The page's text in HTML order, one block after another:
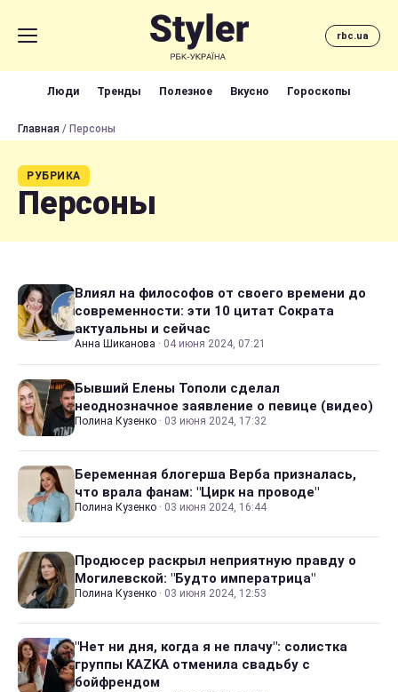
rbc.ua
Люди Тренды Полезное Вкусно Гороскопы
Главная / Персоны
РУБРИКА
Персоны
Влиял на философов от своего времени до
современности: эти 10 цитат Сократа
актуальны и сейчас
Анна Шиканова · 04 июня 2024, 07:21
Бывший Елены Тополи сделал
неоднозначное заявление о певице (видео)
Полина Кузенко · 03 июня 2024, 17:32
Беременная блогерша Верба призналась,
что врала фанам: "Цирк на проводе"
Полина Кузенко · 03 июня 2024, 16:44
Продюсер раскрыл неприятную правду о
Могилевской: "Будто императрица"
Полина Кузенко · 03 июня 2024, 12:53
"Нет ни дня, когда я не плачу": солистка
группы KAZKA отменила свадьбу с
бойфрендом